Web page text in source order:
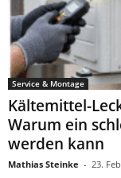
Service & Montage
Kältemittel-
Warum ein
werden kann
Mathias Steinke - 23.